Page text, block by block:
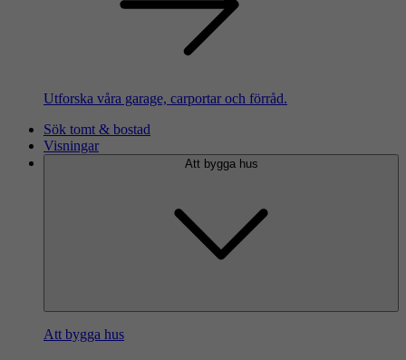
Utforska våra garage, carportar och förråd.
Sök tomt & bostad
Visningar
Att bygga hus
Att bygga hus